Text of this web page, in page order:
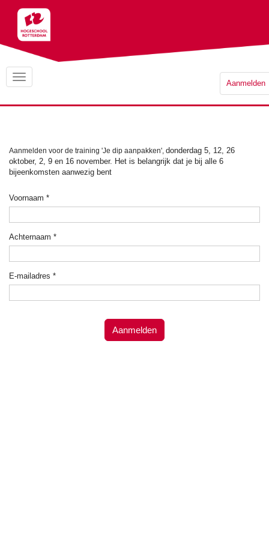
Aanmelden
Aanmelden voor de training 'Je dip aanpakken', donderdag 5, 12, 26
oktober, 2, 9 en 16 november. Het is belangrijk dat je bij alle 6
bijeenkomsten aanwezig bent
Voornaam *
Achternaam *
E-mailadres *
Aanmelden